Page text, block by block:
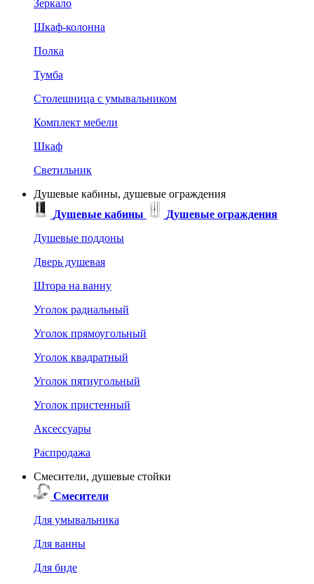
Зеркало
Шкаф-колонна
Полка
Тумба
Столешница с умывальником
Комплект мебели
Шкаф
Светильник
Душевые кабины, душевые ограждения
Душевые кабины
Душевые ограждения
Душевые поддоны
Дверь душевая
Штора на ванну
Уголок радиальный
Уголок прямоугольный
Уголок квадратный
Уголок пятиугольный
Уголок пристенный
Аксессуары
Распродажа
Смесители, душевые стойки
Смесители
Для умывальника
Для ванны
Для биде